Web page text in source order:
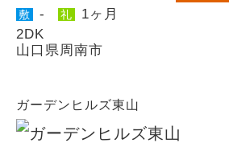
敷 - 礼
1ヶ月
2DK
山口県周南市
ガーデンヒルズ東山